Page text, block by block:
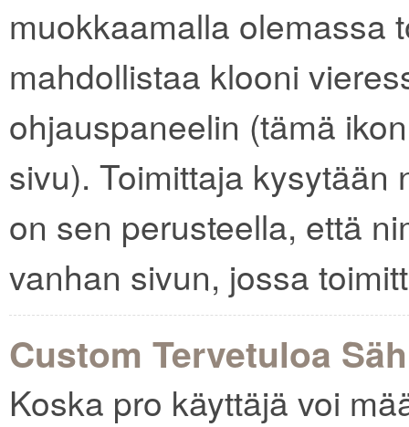
muokkaamalla olemassa
mahdollistaa klooni
ohjauspaneelin (tämä
sivu). Toimittaja
on sen perusteella, että
vanhan sivun, jossa
Custom Tervetuloa
Koska pro käyttäjä voi